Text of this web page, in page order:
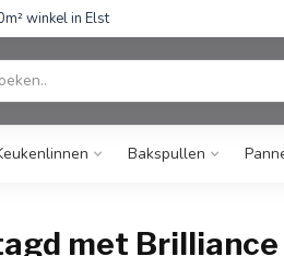
winkel in Elst
Bakspullen
met Brilliance